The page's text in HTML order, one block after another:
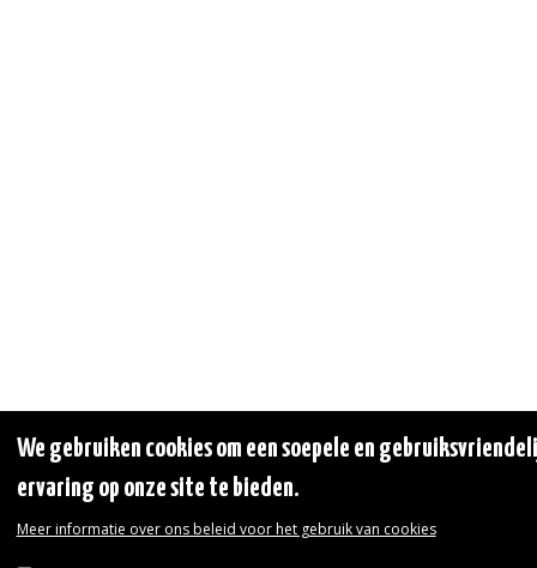
We gebruiken cookies om een soepele en
ervaring op onze site te bieden.
Meer informatie over ons beleid voor het gebruik van cookies